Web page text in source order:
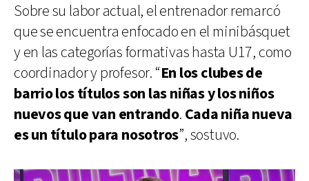
Sobre su labor actual, el entrenador remarcó
que se encuentra enfocado en el minibásquet
y en las categorías formativas hasta U17, como
coordinador y profesor. “En los clubes de
barrio los títulos son las niñas y los niños
nuevos que van entrando. Cada niña nueva
es un título para nosotros”, sostuvo.